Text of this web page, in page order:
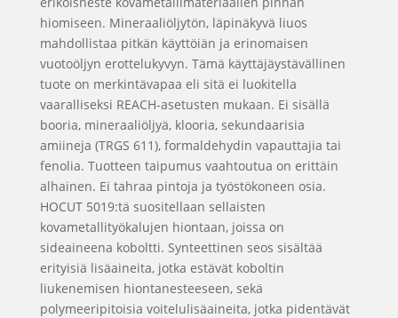
hiomiseen. Mineraaliöljytön, läpinäkyvä liuos
mahdollistaa pitkän käyttöiän ja erinomaisen
vuotoöljyn erottelukyvyn. Tämä käyttäjäystävällinen
tuote on merkintävapaa eli sitä ei luokitella
vaaralliseksi REACH-asetusten mukaan. Ei sisällä
booria, mineraaliöljyä, klooria, sekundaarisia
amiineja (TRGS 611), formaldehydin vapauttajia tai
fenolia. Tuotteen taipumus vaahtoutua on erittäin
alhainen. Ei tahraa pintoja ja työstökoneen osia.
HOCUT 5019:tä suositellaan sellaisten
kovametallityökalujen hiontaan, joissa on
sideaineena koboltti. Synteettinen seos sisältää
erityisiä lisäaineita, jotka estävät koboltin
liukenemisen hiontanesteeseen, sekä
polymeeripitoisia voitelulisäaineita, jotka pidentävät